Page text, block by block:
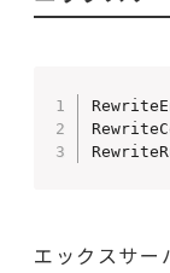
エックスサー